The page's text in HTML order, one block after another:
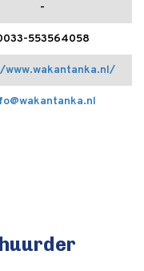
-
553564058